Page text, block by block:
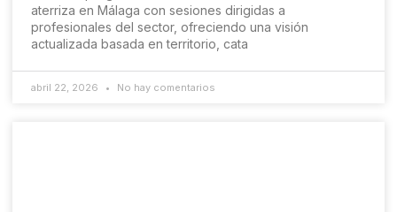
aterriza en Málaga con sesiones dirigidas a
profesionales del sector, ofreciendo una visión
actualizada basada en territorio, cata
abril 22, 2026 No hay comentarios